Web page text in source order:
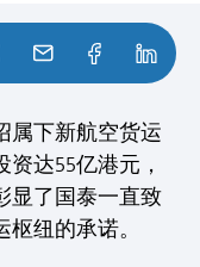
属下新航空货运
达55亿港元，
显了国泰一直致
纽的承诺。